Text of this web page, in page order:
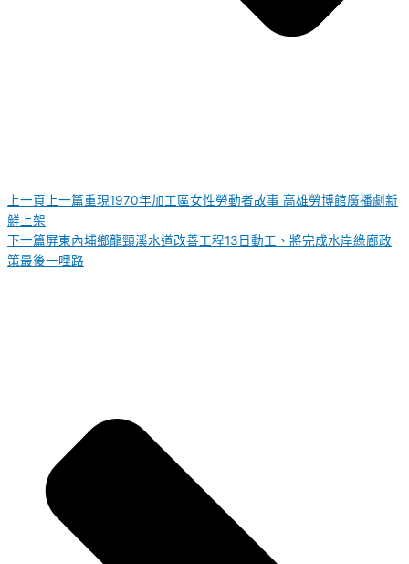
上一頁 上一篇重現1970年加工區女性勞動者故事 高雄勞博館廣播劇新
鮮上架
下一篇屏東內埔鄉龍頸溪水道改善工程13日動工、將完成水岸綠廊政
策最後一哩路